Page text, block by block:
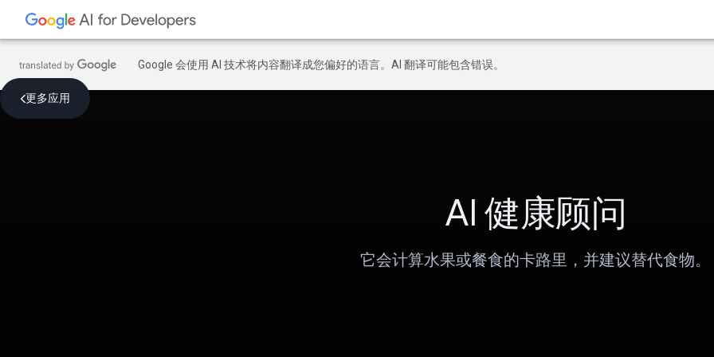
Google 会使用 AI 技术将内容翻译成您偏好的语言。AI 翻译可能包含错误。
更多应用
AI 健康顾问
它会计算水果或餐食的卡路里，并建议替代食物。